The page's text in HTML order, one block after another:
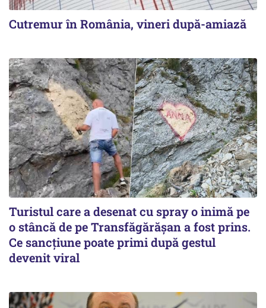
Cutremur în România, vineri după-amiază
Turistul care a desenat cu spray o inimă pe
o stâncă de pe Transfăgărășan a fost prins.
Ce sancțiune poate primi după gestul
devenit viral